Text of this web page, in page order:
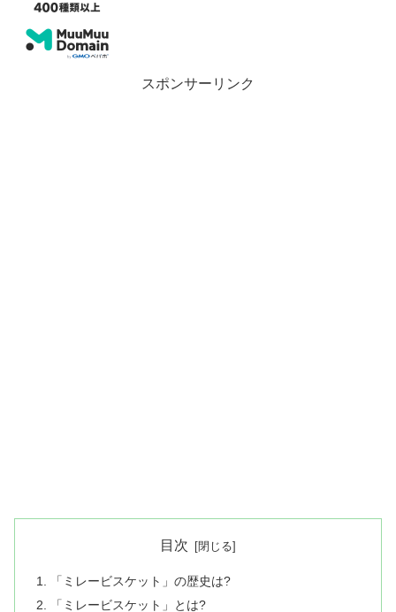
スポンサーリンク
目次
「ミレービスケット」の歴史は?
「ミレービスケット」とは?